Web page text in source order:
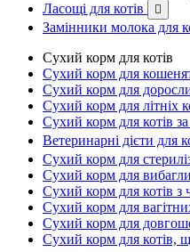
Ласощі для котів 
Замінники молока для
Сухий корм для котів
Сухий корм для
Сухий корм для
Сухий корм для літніх
Сухий корм для котів
Ветеринарні дієти для
Сухий корм для
Сухий корм для
Сухий корм для котів
Сухий корм для
Сухий корм для
Сухий корм для котів,